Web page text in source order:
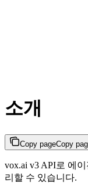
소개
Copy pageCopy
vox.ai v3 API로 에
리할 수 있습니다.